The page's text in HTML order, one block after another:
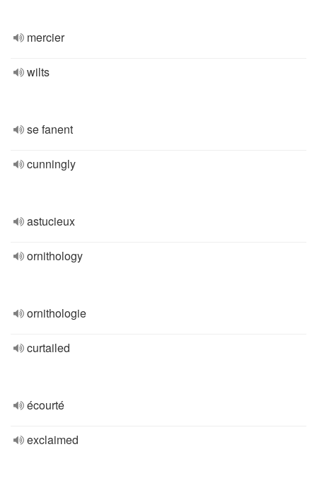
mercier
wilts
se fanent
cunningly
astucieux
ornithology
ornithologie
curtailed
écourté
exclaimed